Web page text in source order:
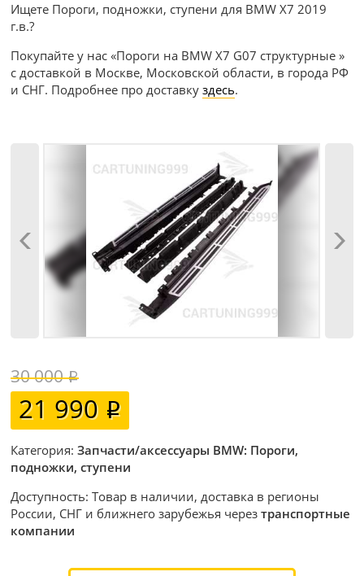
Ищете Пороги, подножки, ступени для BMW X7 2019
г.в.?
Покупайте у нас «Пороги на BMW X7 G07 структурные »
с доставкой в Москве, Московской области, в города РФ
и СНГ. Подробнее про доставкуздесь.
30 000
21 990
Категория:Запчасти/аксессуары BMW: Пороги,
подножки, ступени
Доступность: Товар в наличии, доставка в регионы
России, СНГ и ближнего зарубежья черезтранспортные
компании